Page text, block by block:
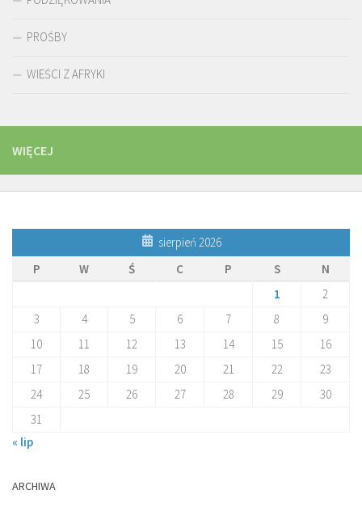
PROŚBY
WIEŚCI Z AFRYKI
WIĘCEJ
sierpień 2026
P
W Ś C P S
N
1
2
3
4 5 6 7 8
9
10
11 12 13 14 15
16
17
18 19 20 21 22
23
24
25 26 27 28 29
30
31
« lip
ARCHIWA